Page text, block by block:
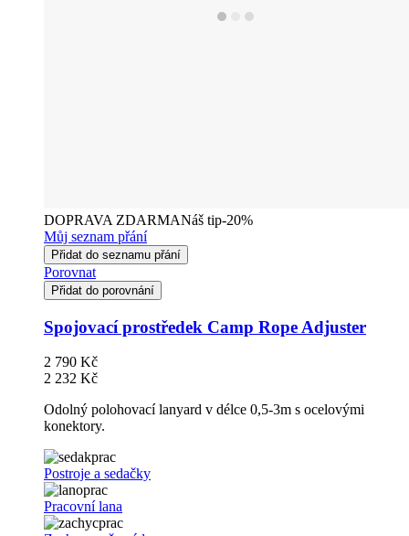
DOPRAVA ZDARMANáš tip-20%
Můj seznam přání
Přidat do seznamu přání
Porovnat
Přidat do porovnání
Spojovací prostředek Camp Rope Adjuster
2 790 Kč
2 232 Kč
Odolný polohovací lanyard v délce 0,5-3m s ocelovými
konektory.
Postroje a sedačky
Pracovní lana